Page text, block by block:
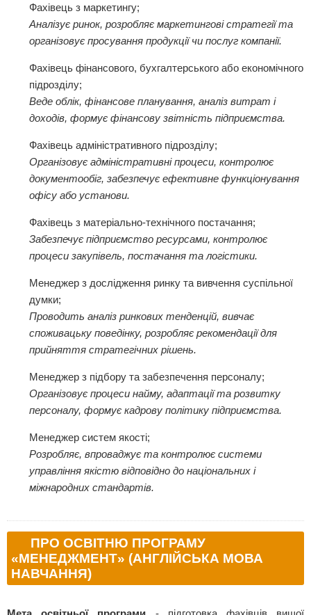
Фахівець з маркетингу;
Аналізує ринок, розробляє маркетингові стратегії та
організовує просування продукції чи послуг компанії.
Фахівець фінансового, бухгалтерського або економічного
підрозділу;
Веде облік, фінансове планування, аналіз витрат і
доходів, формує фінансову звітність підприємства.
Фахівець адміністративного підрозділу;
Організовує адміністративні процеси, контролює
документообіг, забезпечує ефективне функціонування
офісу або установи.
Фахівець з матеріально-технічного постачання;
Забезпечує підприємство ресурсами, контролює
процеси закупівель, постачання та логістики.
Менеджер з дослідження ринку та вивчення суспільної
думки;
Проводить аналіз ринкових тенденцій, вивчає
споживацьку поведінку, розробляє рекомендації для
прийняття стратегічних рішень.
Менеджер з підбору та забезпечення персоналу;
Організовує процеси найму, адаптації та розвитку
персоналу, формує кадрову політику підприємства.
Менеджер систем якості;
Розробляє, впроваджує та контролює системи
управління якістю відповідно до національних і
міжнародних стандартів.
ПРО ОСВІТНЮ ПРОГРАМУ
«МЕНЕДЖМЕНТ» (АНГЛІЙСЬКА МОВА
НАВЧАННЯ)